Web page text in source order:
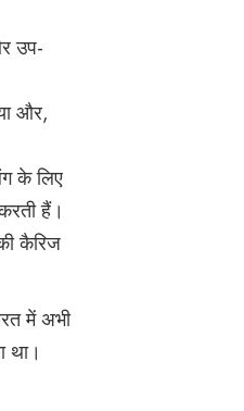
उप-
और,
के लिए
हैं।
कैरिज
में अभी
था।